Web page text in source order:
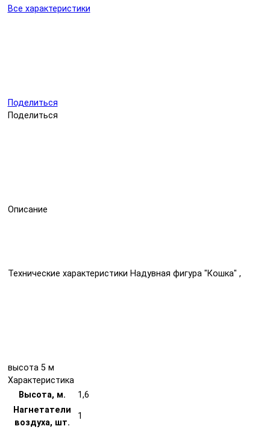
Все характеристики
Поделиться
Поделиться
Описание
Технические характеристики Надувная фигура "Кошка" ,
высота 5 м
Характеристика
Высота, м.
1,6
Нагнетатели
воздуха, шт.
1